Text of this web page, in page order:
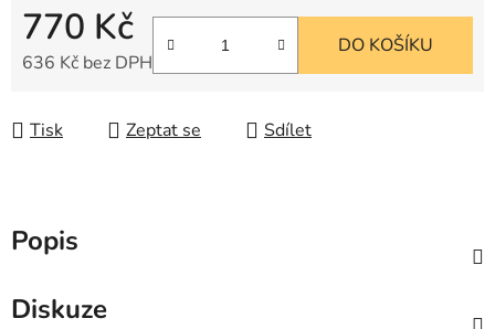
770 Kč
636 Kč bez DPH
DO KOŠÍKU
Tisk Zeptat se Sdílet
Popis
Diskuze